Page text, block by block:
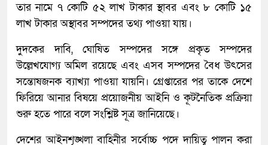
তার নামে ৭ কোটি ৫২ লাখ টাকার স্থাবর এবং ৮ কোটি ১৫
লাখ টাকার অস্থাবর সম্পদের তথ্য পাওয়া যায়।
দুদকের দাবি, ঘোষিত সম্পদের সঙ্গে প্রকৃত সম্পদের
উল্লেখযোগ্য অমিল রয়েছে এবং এসব সম্পদের বৈধ উৎসের
সন্তোষজনক ব্যাখ্যা পাওয়া যায়নি। গ্রেপ্তারের পর তাকে দেশে
ফিরিয়ে আনার বিষয়ে প্রয়োজনীয় আইনি ও কূটনৈতিক প্রক্রিয়া
শুরু হতে পারে বলে সংশ্লিষ্ট সূত্র জানিয়েছে।
দেশের আইনশৃঙ্খলা বাহিনীর সর্বোচ্চ পদে দায়িত্ব পালন করা